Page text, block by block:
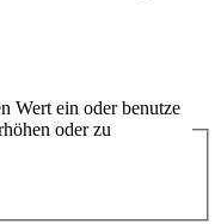
Wert ein oder benutze
oder zu